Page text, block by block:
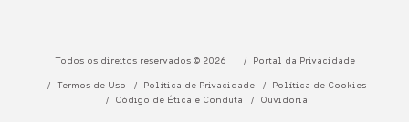
Todos os direitos reservados © 2026 Portal da Privacidade
Termos de Uso Política de Privacidade
Política de Cookies
Código de Ética e Conduta
Ouvidoria